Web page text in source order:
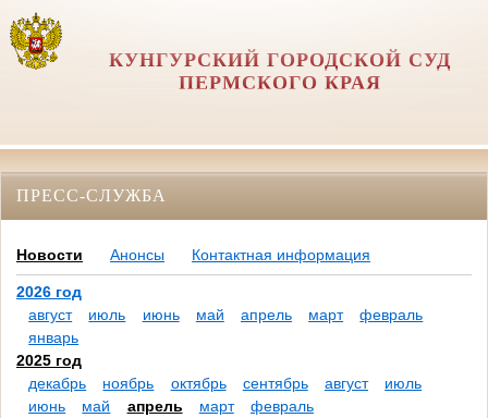
КУНГУРСКИЙ ГОРОДСКОЙ СУД
ПЕРМСКОГО КРАЯ
ПРЕСС-СЛУЖБА
Новости Анонсы Контактная информация
2026 год
август
июль июнь май апрель март
февраль
январь
2025 год
декабрь
ноябрь октябрь сентябрь август
июль
июнь
май апрель март
февраль